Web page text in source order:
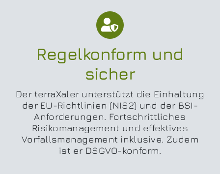
Regelkonform und
sicher
Der terraXaler unterstützt die Einhaltung
der EU-Richtlinien (NIS2) und der BSI-
Anforderungen. Fortschrittliches
Risikomanagement und effektives
Vorfallsmanagement inklusive. Zudem
ist er DSGVO-konform.